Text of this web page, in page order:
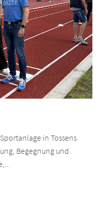
in Tossens
Begegnung und